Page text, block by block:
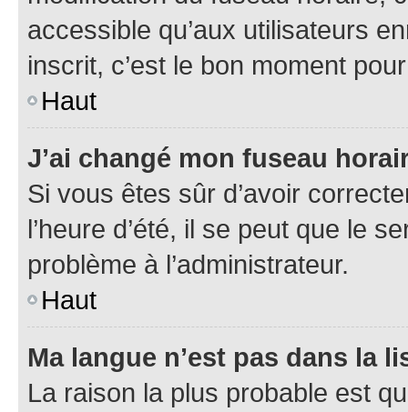
accessible qu’aux utilisateurs
inscrit, c’est le bon moment
Haut
J’ai changé mon fuseau
Si vous êtes sûr d’avoir
l’heure d’été, il se peut que le
problème à l’administrateur.
Haut
Ma langue n’est pas dans la
La raison la plus probable est